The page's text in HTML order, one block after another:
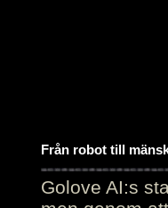
Från robot till
Golove AI:s